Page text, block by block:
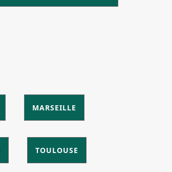
MARSEILLE
TOULOUSE